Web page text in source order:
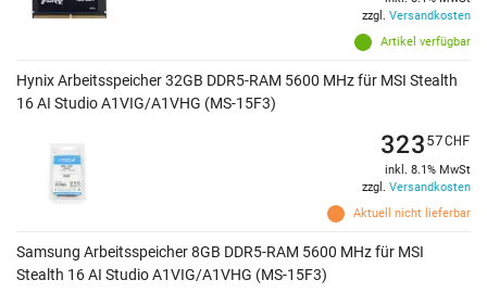
Artikel verfügbar
zzgl. Versandkosten
Hynix Arbeitsspeicher 32GB DDR5-RAM 5600 MHz für MSI Stealth
16 AI Studio A1VIG/A1VHG (MS-15F3)
Aktuell nicht lieferbar
32357CHF
inkl. 8.1% MwSt
zzgl. Versandkosten
Samsung Arbeitsspeicher 8GB DDR5-RAM 5600 MHz für MSI
Stealth 16 AI Studio A1VIG/A1VHG (MS-15F3)